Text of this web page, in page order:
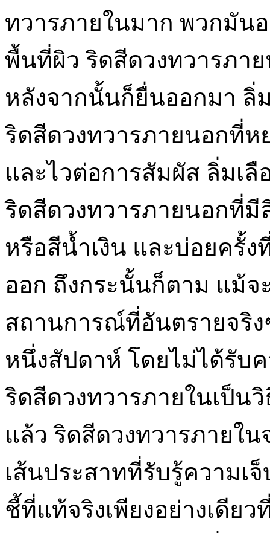
ทวารภายในมาก พวกมัน
พื้นที่ผิว ริดสีดวงทวารภา
หลังจากนั้นก็ยื่นออกมา ลิ่
ริดสีดวงทวารภายนอกที่ห
และไวต่อการสัมผัส ลิ่มเ
ริดสีดวงทวารภายนอกที่มี
หรือสีน้ำเงิน และบ่อยครั้ง
ออก ถึงกระนั้นก็ตาม แม้จ
สถานการณ์ที่อันตรายจริง
หนึ่งสัปดาห์ โดยไม่ได้รับ
ริดสีดวงทวารภายในเป็น
แล้ว ริดสีดวงทวารภายใน
เส้นประสาทที่รับรู้ความเ
ชี้ที่แท้จริงเพียงอย่างเดีย